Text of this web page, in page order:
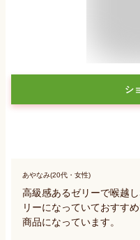
シ
あやなみ(20代・女性)
高級感あるゼリーで喉越
リーになっていておすす
商品になっています。